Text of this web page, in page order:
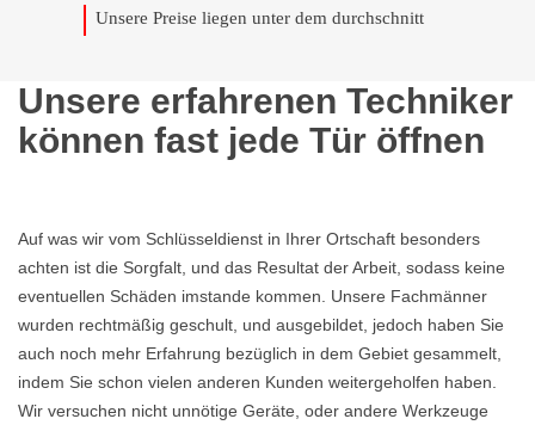
Unsere Preise liegen unter dem durchschnitt
Unsere erfahrenen Techniker
können fast jede Tür öffnen
Auf was wir vom Schlüsseldienst in Ihrer Ortschaft besonders
achten ist die Sorgfalt, und das Resultat der Arbeit, sodass keine
eventuellen Schäden imstande kommen. Unsere Fachmänner
wurden rechtmäßig geschult, und ausgebildet, jedoch haben Sie
auch noch mehr Erfahrung bezüglich in dem Gebiet gesammelt,
indem Sie schon vielen anderen Kunden weitergeholfen haben.
Wir versuchen nicht unnötige Geräte, oder andere Werkzeuge